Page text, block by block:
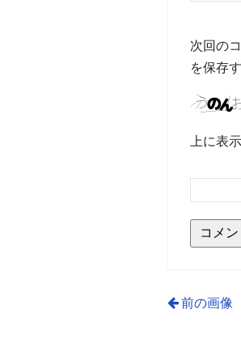
次回の
を保存す
上に表
前の画像